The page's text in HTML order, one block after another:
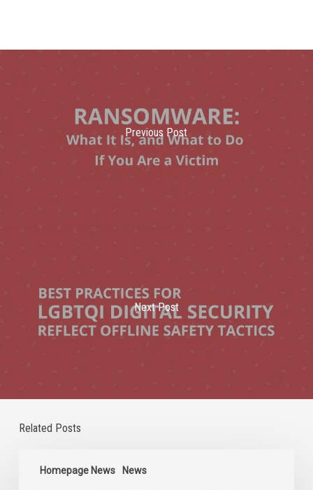
Previous Post
Next Post
Related Posts
Homepage News News